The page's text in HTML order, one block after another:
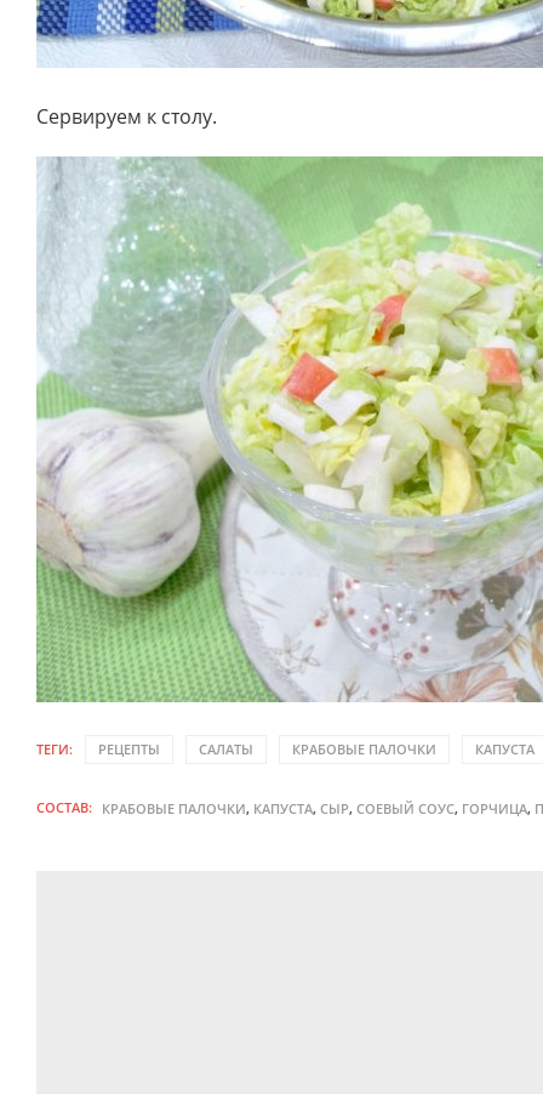
Сервируем к столу.
ТЕГИ: РЕЦЕПТЫ САЛАТЫ КРАБОВЫЕ ПАЛОЧКИ КАПУСТА
СОСТАВ: КРАБОВЫЕ ПАЛОЧКИ, КАПУСТА, СЫР, СОЕВЫЙ СОУС, ГОРЧИЦА,